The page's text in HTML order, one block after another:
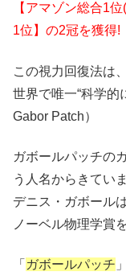
【アマゾン総合1
1位】の2冠を獲得!
この視力回復法は、
世界で唯一“科学的
Gabor Patch）
ガボールパッチの
う人名からきていま
デニス・ガボール
ノーベル物理学賞
「 ガボールパッチ